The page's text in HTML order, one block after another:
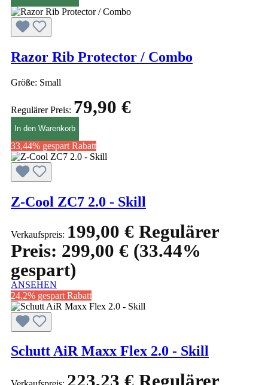
Razor Rib Protector / Combo
Größe: Small
Regulärer Preis: 79,90 €
In den Warenkorb
33,44% gespart Rabatt
Z-Cool ZC7 2.0 - Skill
Verkaufspreis: 199,00 € Regulärer
Preis: 299,00 € (33.44%
gespart)
ANSEHEN
24,2% gespart Rabatt
Schutt AiR Maxx Flex 2.0 - Skill